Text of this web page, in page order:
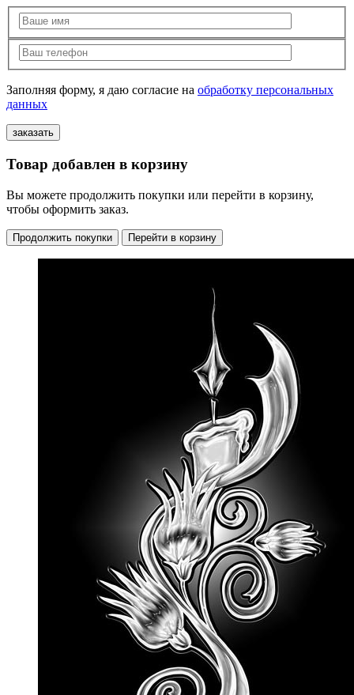
Заполняя форму, я даю согласие на обработку персональных
данных
Товар добавлен в корзину
Вы можете продолжить покупки или перейти в корзину,
чтобы оформить заказ.
Продолжить покупки Перейти в корзину